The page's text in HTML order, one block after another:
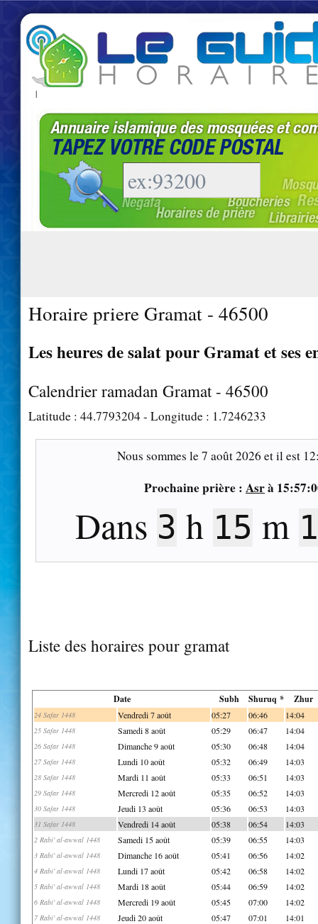
|
Horaire priere Gramat - 46500
Les heures de salat pour Gramat et ses
Calendrier ramadan Gramat - 46500
Latitude : 44.7793204- Longitude : 1.7246233
Nous sommes le7 août 2026 et il est
Prochaine prière : Asrà
Dans 3 h 15 m
Liste des horaires pour gramat
Date Subh Shuruq * Zhur
24 Safar 1448 Vendredi 7 août 05:27 06:46 14:04
25 Safar 1448 Samedi 8 août 05:29 06:47 14:04
26 Safar 1448 Dimanche 9 août 05:30 06:48 14:04
27 Safar 1448 Lundi 10 août 05:32 06:49 14:03
28 Safar 1448 Mardi 11 août 05:33 06:51 14:03
29 Safar 1448 Mercredi 12 août 05:35 06:52 14:03
30 Safar 1448 Jeudi 13 août 05:36 06:53 14:03
31 Safar 1448 Vendredi 14 août 05:38 06:54 14:03
2 Rabi' al-awwal 1448 Samedi 15 août 05:39 06:55 14:03
3 Rabi' al-awwal 1448 Dimanche 16 août 05:41 06:56 14:02
4 Rabi' al-awwal 1448 Lundi 17 août 05:42 06:58 14:02
5 Rabi' al-awwal 1448 Mardi 18 août 05:44 06:59 14:02
6 Rabi' al-awwal 1448 Mercredi 19 août 05:45 07:00 14:02
7 Rabi' al-awwal 1448 Jeudi 20 août 05:47 07:01 14:01